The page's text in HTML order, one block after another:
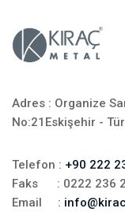
Adres : Organize
No:21Eskişehir -
Telefon : +90 222
Faks : 0222 236
Email :